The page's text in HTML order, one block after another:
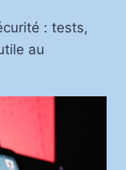
: tests,
au